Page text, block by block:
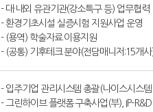
- 대·내외 유관기관(강소특구 등) 업무협력
- 환경기초시설 실증시험 지원사업 운영
- (용역) 학술자료 이용지원
- (공통) 기후테크 분야(전담매니저:15개사
- 입주기업 관리시스템 총괄(나이스시스
- 그린하이브 플랫폼 구축사업(부), IP-